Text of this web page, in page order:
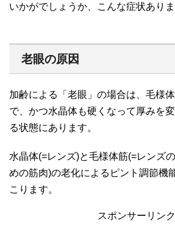
いかがでしょうか、こんな症状ありま
老眼の原因
加齢による「老眼」の場合は、毛様体
で、かつ水晶体も硬くなって厚みを
る状態にあります。
水晶体(=レンズ)と毛様体筋(=レンズ
めの筋肉)の老化によるピント調節機
こります。
スポンサーリンク